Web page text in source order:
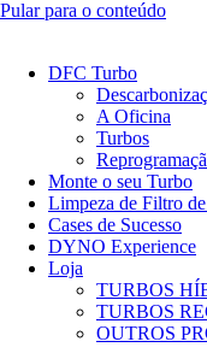
Pular para o conteúdo
DFC Turbo
A Oficina
Turbos
Monte o seu Turbo
Limpeza de Filtro
Cases de Sucesso
DYNO Experience
Loja
TURBOS
TURBOS
OUTROS